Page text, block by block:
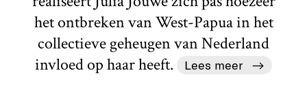
het ontbreken van West-Papua in het
collectieve geheugen van Nederland
invloed op haar heeft.
Lees meer